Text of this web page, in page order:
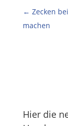
← Zecken
machen
Hier die